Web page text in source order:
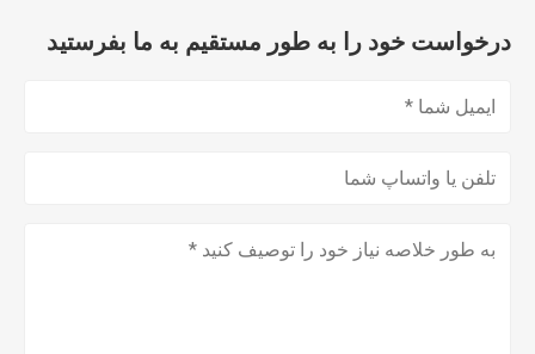
درخواست خود را به طور مستقیم به ما بفرستید